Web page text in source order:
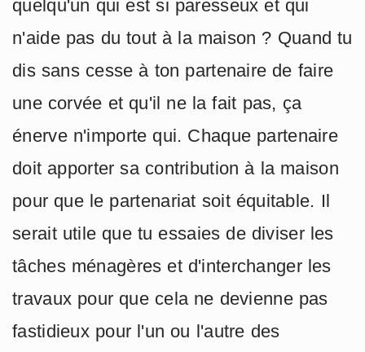
quelqu'un qui est si paresseux et qui
n'aide pas du tout à la maison ? Quand tu
dis sans cesse à ton partenaire de faire
une corvée et qu'il ne la fait pas, ça
énerve n'importe qui. Chaque partenaire
doit apporter sa contribution à la maison
pour que le partenariat soit équitable. Il
serait utile que tu essaies de diviser les
tâches ménagères et d'interchanger les
travaux pour que cela ne devienne pas
fastidieux pour l'un ou l'autre des